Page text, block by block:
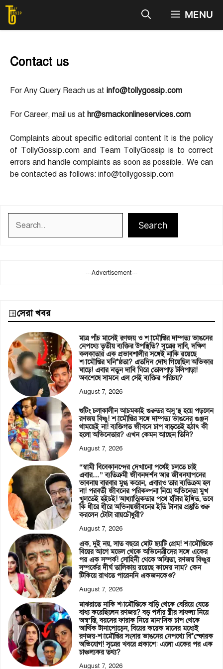
Skip
content
MENU
Contact us
For Any Query Reach us at info@tollygossip.com
For Career, mail us at hr@smackonlineservices.com
Complaints about specific editorial content It is the policy
of TollyGossip.com and Team TollyGossip is to correct
errors and handle complaints as soon as possible. We can
be contacted as follows: info@tollygossip.com
Search
---Advertisement---
সেরা খবর
মাত্র পাঁচ মাসেই রণজয় ও শ্যামৌপ্তির দাম্পত্য ভাঙনের
নেপথ্যে তৃতীয় ব্যক্তির উপস্থিতি? সূত্রের দাবি, দক্ষিণ
কলকাতার এক প্রভাবশালীর সঙ্গেই নাকি রয়েছে
শ্যামৌপ্তির ঘনি*ষ্ঠতা? এতদিন দোষ গিয়েছিল অভিকার
ঘাড়ে! এবার নতুন দাবি ঘিরে তোলপাড় টলিপাড়া!
অবশেষে সামনে এল সেই ব্যক্তির পরিচয়?
August 7, 2026
শুটিং চলাকালীন আচমকাই গুরুতর অসু’স্থ হয়ে পড়লেন
রণজয় বিষ্ণু! শ্যামৌপ্তির সঙ্গে দাম্পত্য ভাঙনের গুঞ্জন
থামছেই না! ব্যক্তিগত জীবনে চাপ বাড়তেই হঠাৎ কী
হলো অভিনেতার? এখন কেমন আছেন তিনি?
August 7, 2026
“স্বামী বিবেকানন্দের দেখানো পথেই চলতে চাই
এবার…” ব্যতিক্রমী জীবনদর্শন আর জীবনযাপনের
ভাবনায় বারবার মুগ্ধ করেন, এবারও তার ব্যতিক্রম হল
না! পরবর্তী জীবনের পরিকল্পনা নিয়ে অভিনেতা মুখ
খুলতেই হইচই! আধ্যাত্মিকতার পথে হাঁটার ইঙ্গিত, তবে
কি ধীরে ধীরে অভিনয়জীবনের ইতি টানার প্রস্তুতি শুরু
করলেন টোটা রায়চৌধুরী?
August 7, 2026
এক, দুই নয়, সাত বছরে মোট ছয়টি প্রেম! শ্যামৌপ্তিকে
বিয়ের আগে মডেল থেকে অভিনেত্রীদের সঙ্গে একের
পর এক সম্পর্ক! সোহিনী থেকে অস্মিতা, রণজয় বিষ্ণুর
সম্পর্কের দীর্ঘ তালিকায় রয়েছে কাদের নাম? কেন
টিকিয়ে রাখতে পারেননি একজনকেও?
August 7, 2026
মাঝরাতে নাকি শ্যামৌপ্তিকে বাড়ি থেকে বেরিয়ে যেতে
বাধ্য করেছিলেন রণজয়? বড় পর্দায় স্ত্রীর সাফল্য নিয়ে
অস্ব’স্তি, বয়সের ফারাক নিয়ে মান’সিক চাপ থেকে
আর্থিক টানাপোড়েন, বিয়ের কয়েক মাসের মধ্যেই
রণজয়-শ্যামৌপ্তির সংসার ভাঙনের নেপথ্যে বি*স্ফোরক
অভিযোগ! সূত্রের খবরে প্রকাশ্যে এলো একের পর এক
চাঞ্চল্যকর তথ্য?
August 7, 2026